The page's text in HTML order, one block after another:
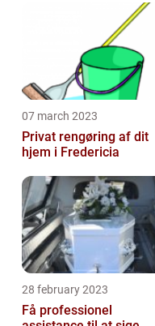
07 march 2023
Privat rengøring af dit
hjem i Fredericia
28 february 2023
Få professionel